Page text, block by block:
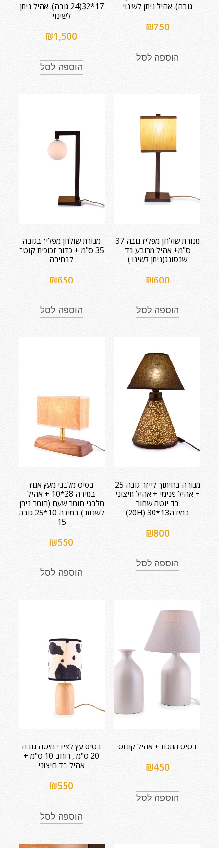
גובה). אהיל ניתן לשינוי
₪750
הוספה לסל
17*32(24 גובה). אהיל ניתן
לשינוי
₪1,500
הוספה לסל
מנורת שולחן מפליז גובה 37
ס"מ+ אהיל מרובע בד
שנטונג(ניתן לשינוי)
₪600
הוספה לסל
מנורת שולחן מפליז בגובה
35 ס"מ + כדור זכוכית קוטר
לבחירה
₪650
הוספה לסל
מנורה בחיתוך לייזר גובה 25
+ אהיל פנימי + אהיל חיצוני
בד יוטה שחור
במידה13*30 (20H)
₪800
הוספה לסל
בסיס מלבני מעץ אגוז
במידה 28*10 + אהיל
מלבני חומר שעם (חומר ניתן
לשנות ) במידה 10*25 גובה
15
₪550
הוספה לסל
בסיס מתכת + אהיל קונוס
₪450
הוספה לסל
בסיס עץ לצידי מיטה גובה
20 ס"מ , רוחב 10 ס"מ +
אהיל בד חיצוני
₪550
הוספה לסל